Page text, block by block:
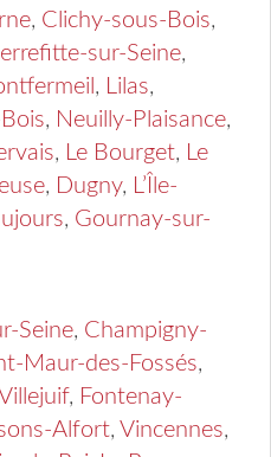
, Clichy-sous-Bois,
sur-Seine,
, Lilas,
, Neuilly-Plaisance,
, Le Bourget, Le
, Dugny, L’Île-
, Gournay-sur-
Seine, Champigny-
Maur-des-Fossés,
, Fontenay-
Alfort, Vincennes,